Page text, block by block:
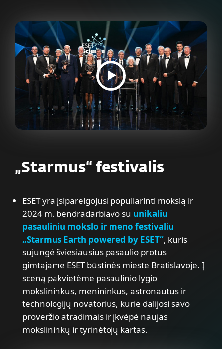
„Starmus“ festivalis
ESET yra įsipareigojusi populiarinti mokslą ir
2024 m. bendradarbiavo su unikaliu
pasauliniu mokslo ir meno festivaliu
„Starmus Earth powered by ESET“, kuris
sujungė šviesiausius pasaulio protus
gimtajame ESET būstinės mieste Bratislavoje. Į
sceną pakvietėme pasaulinio lygio
mokslininkus, menininkus, astronautus ir
technologijų novatorius, kurie dalijosi savo
proveržio atradimais ir įkvėpė naujas
mokslininkų ir tyrinėtojų kartas.